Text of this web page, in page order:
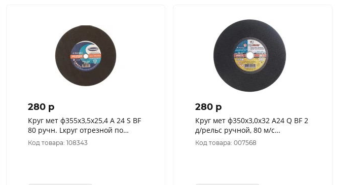
280 p
Круг мет ф355х3,5х25,4 A 24 S BF
80 ручн. Lкруг отрезной по
металлу TSUNAMI (уп. 20шт)
Код товара: 108343
280 p
Круг мет ф350х3,0х32 А24 Q BF 2
д/рельс ручной, 80 м/с
D11003503230020 (уп. 25шт)
D11003503230020
Код товара: 007568